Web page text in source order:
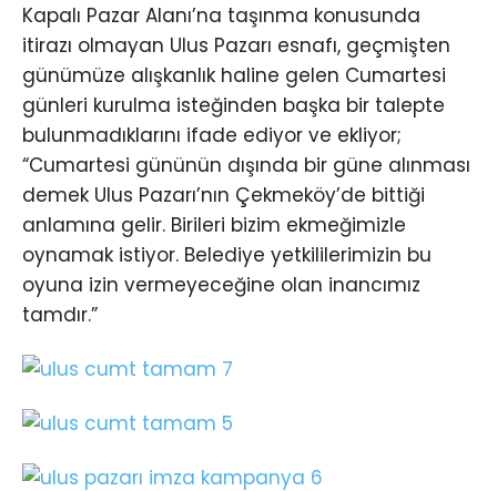
Kapalı Pazar Alanı’na taşınma konusunda
itirazı olmayan Ulus Pazarı esnafı, geçmişten
günümüze alışkanlık haline gelen Cumartesi
günleri kurulma isteğinden başka bir talepte
bulunmadıklarını ifade ediyor ve ekliyor;
“Cumartesi gününün dışında bir güne alınması
demek Ulus Pazarı’nın Çekmeköy’de bittiği
anlamına gelir. Birileri bizim ekmeğimizle
oynamak istiyor. Belediye yetkililerimizin bu
oyuna izin vermeyeceğine olan inancımız
tamdır.”